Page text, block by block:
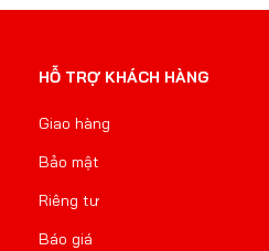
HỖ TRỢ KHÁCH HÀNG
Giao hàng
Bảo mật
Riêng tư
Báo giá